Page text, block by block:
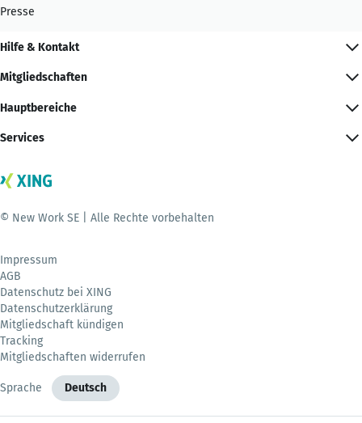
Presse
Hilfe & Kontakt
Mitgliedschaften
Hauptbereiche
Services
© New Work SE | Alle Rechte vorbehalten
Impressum
AGB
Datenschutz bei XING
Datenschutzerklärung
Mitgliedschaft kündigen
Tracking
Mitgliedschaften widerrufen
Sprache Deutsch